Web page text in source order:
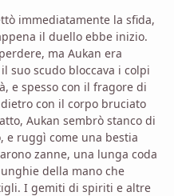
immediatamente la sfida,
il duello ebbe inizio.
ma Aukan era
suo scudo bloccava i colpi
e spesso con il fragore di
con il corpo bruciato
Aukan sembrò stanco di
e ruggì come una bestia
zanne, una lunga coda
della mano che
I gemiti di spiriti e altre